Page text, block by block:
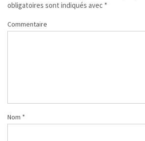
obligatoires sont indiqués avec *
Commentaire
Nom *